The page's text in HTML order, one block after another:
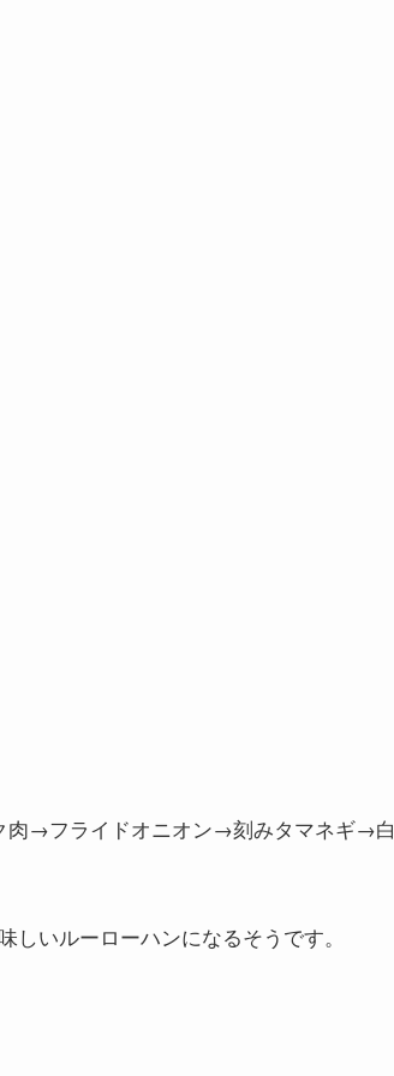
肉→フライドオニオン→刻みタマネギ→白
いルーローハンになるそうです。